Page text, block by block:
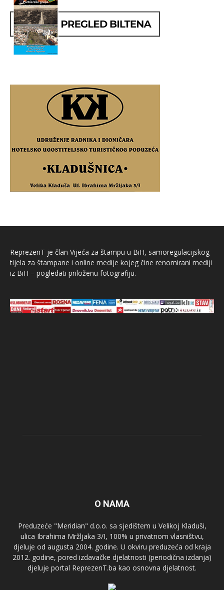
ReprezenT je član Vijeća za štampu u BiH, samoregulacijskog
tijela za štampane i online medije kojeg čine renomirani mediji
iz BiH – pogledati priloženu fotografiju.
O NAMA
Preduzeće "Meridian" d.o.o. sa sjedištem u Velikoj Kladuši,
ulica Ibrahima Mržljaka 3/I, 100% u privatnom vlasništvu,
djeluje od augusta 2004. godine. U okviru preduzeća od kraja
2012. godine, pored izdavačke djelatnosti (periodična izdanja)
djeluje portal ReprezenT.ba kao osnovna djelatnost.